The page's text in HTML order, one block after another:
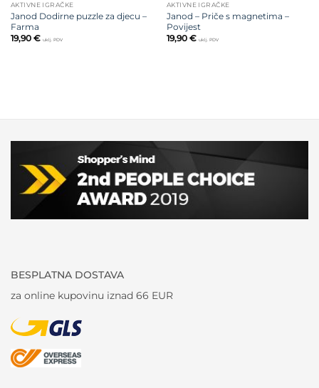
AKTIVNE IGRAČKE
Janod Dodirne puzzle za djecu –
Farma
19,90 € uklj. PDV
AKTIVNE IGRAČKE
Janod – Priče s magnetima –
Povijest
19,90 € uklj. PDV
BESPLATNA DOSTAVA
za online kupovinu iznad 66 EUR